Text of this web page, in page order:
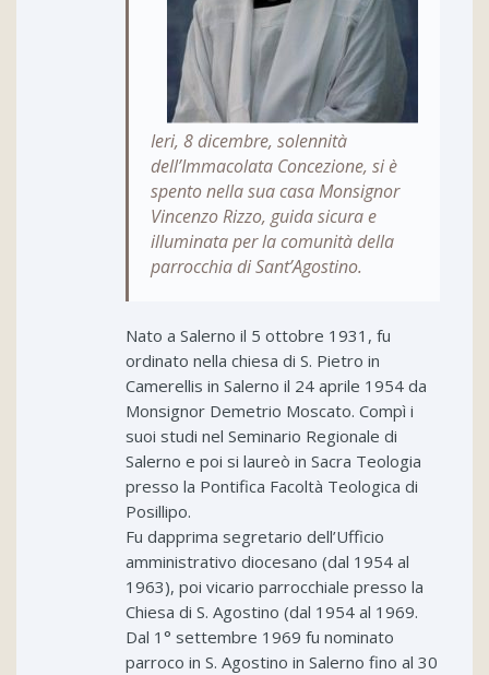
Ieri, 8 dicembre, solennità
dell’Immacolata Concezione, si è
spento nella sua casa Monsignor
Vincenzo Rizzo, guida sicura e
illuminata per la comunità della
parrocchia di Sant’Agostino.
Nato a Salerno il 5 ottobre 1931, fu
ordinato nella chiesa di S. Pietro in
Camerellis in Salerno il 24 aprile 1954 da
Monsignor Demetrio Moscato. Compì i
suoi studi nel Seminario Regionale di
Salerno e poi si laureò in Sacra Teologia
presso la Pontifica Facoltà Teologica di
Posillipo.
Fu dapprima segretario dell’Ufficio
amministrativo diocesano (dal 1954 al
1963), poi vicario parrocchiale presso la
Chiesa di S. Agostino (dal 1954 al 1969.
Dal 1° settembre 1969 fu nominato
parroco in S. Agostino in Salerno fino al 30